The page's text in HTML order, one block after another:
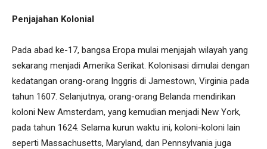
Penjajahan Kolonial
Pada abad ke-17, bangsa Eropa mulai menjajah wilayah yang
sekarang menjadi Amerika Serikat. Kolonisasi dimulai dengan
kedatangan orang-orang Inggris di Jamestown, Virginia pada
tahun 1607. Selanjutnya, orang-orang Belanda mendirikan
koloni New Amsterdam, yang kemudian menjadi New York,
pada tahun 1624. Selama kurun waktu ini, koloni-koloni lain
seperti Massachusetts, Maryland, dan Pennsylvania juga